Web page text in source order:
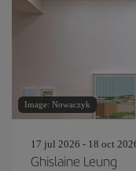
Image: Nowaczyk
17 jul 2026 - 18 oct
Ghislaine Leung